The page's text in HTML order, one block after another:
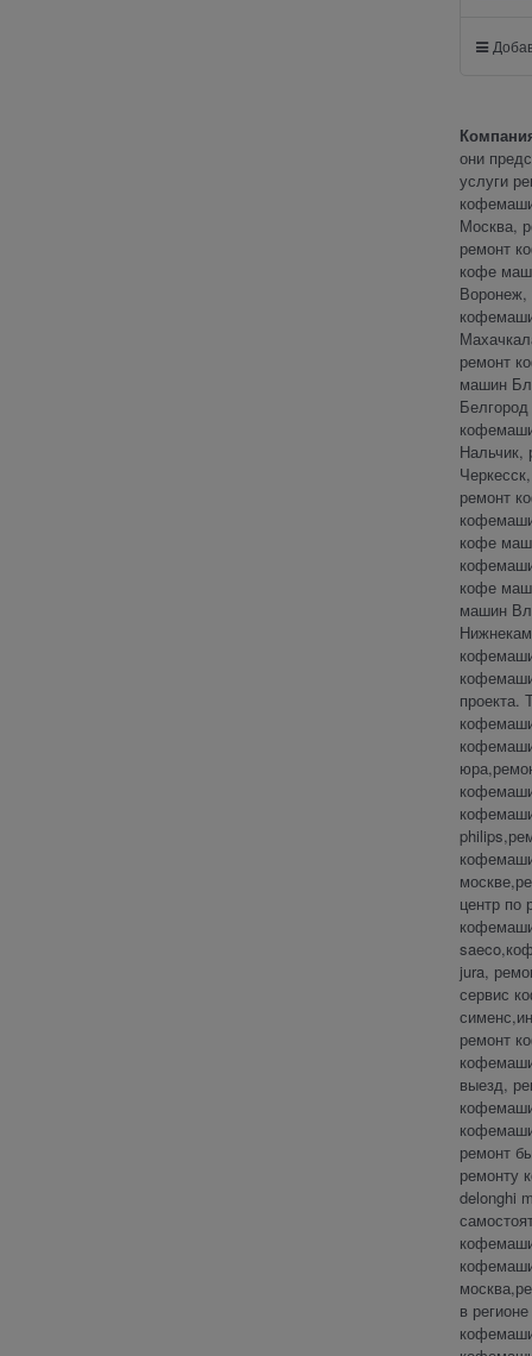
они
услуги
Москва,
ремонт
кофе
ремонт
машин
Нальчик,
ремонт
кофе
кофе
машин
проекта.
центр
jura,
сервис
ремонт
выезд,
ремонт
ремонту
delonghi
в